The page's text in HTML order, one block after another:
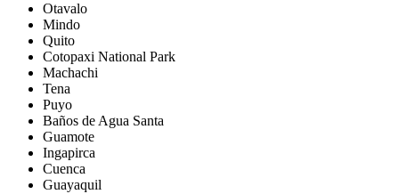
Otavalo
Mindo
Quito
Cotopaxi National Park
Machachi
Tena
Puyo
Baños de Agua Santa
Guamote
Ingapirca
Cuenca
Guayaquil